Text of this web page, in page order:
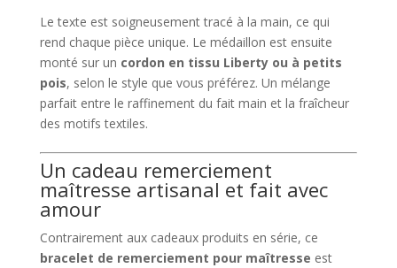
Le texte est soigneusement tracé à la main, ce qui
rend chaque pièce unique. Le médaillon est ensuite
monté sur un cordon en tissu Liberty ou à petits
pois, selon le style que vous préférez. Un mélange
parfait entre le raffinement du fait main et la fraîcheur
des motifs textiles.
Un cadeau remerciement
maîtresse artisanal et fait avec
amour
Contrairement aux cadeaux produits en série, ce
bracelet de remerciement pour maîtresse est